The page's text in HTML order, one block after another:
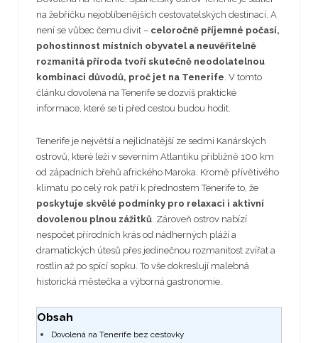
na žebříčku nejoblíbenějších cestovatelských destinací. A
není se vůbec čemu divit – celoročně příjemné počasí,
pohostinnost místních obyvatel a neuvěřitelně
rozmanitá příroda tvoří skutečně neodolatelnou
kombinaci důvodů, proč jet na Tenerife. V tomto
článku dovolená na Tenerife se dozvíš praktické
informace, které se ti před cestou budou hodit.
Tenerife je největší a nejlidnatější ze sedmi Kanárských
ostrovů, které leží v severním Atlantiku přibližně 100 km
od západních břehů afrického Maroka. Kromě přívětivého
klimatu po celý rok patří k přednostem Tenerife to, že
poskytuje skvělé podmínky pro relaxaci i aktivní
dovolenou plnou zážitků. Zároveň ostrov nabízí
nespočet přírodních krás od nádherných pláží a
dramatických útesů přes jedinečnou rozmanitost zvířat a
rostlin až po spící sopku. To vše dokreslují malebná
historická městečka a výborná gastronomie.
Obsah
Dovolená na Tenerife bez cestovky